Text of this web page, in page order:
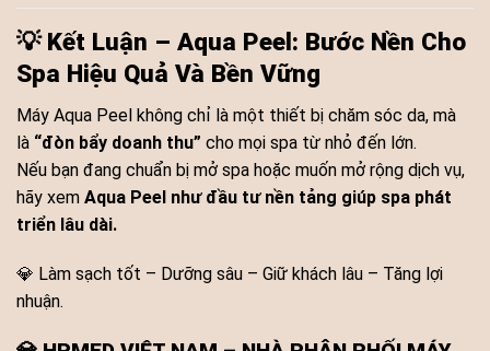
💡Kết Luận – Aqua Peel: Bước Nền Cho
Spa Hiệu Quả Và Bền Vững
Máy Aqua Peel không chỉ là một thiết bị chăm sóc da, mà
là “đòn bẩy doanh thu” cho mọi spa từ nhỏ đến lớn.
Nếu bạn đang chuẩn bị mở spa hoặc muốn mở rộng dịch vụ,
hãy xem Aqua Peel như đầu tư nền tảng giúp spa phát
triển lâu dài.
💎 Làm sạch tốt – Dưỡng sâu – Giữ khách lâu – Tăng lợi
nhuận.